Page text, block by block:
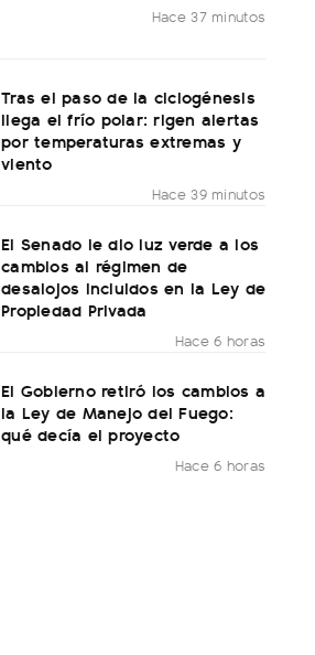
Hace 37 minutos
Tras el paso de la ciclogénesis
llega el frío polar: rigen alertas
por temperaturas extremas y
viento
Hace 39 minutos
El Senado le dio luz verde a los
cambios al régimen de
desalojos incluidos en la Ley de
Propiedad Privada
Hace 6 horas
El Gobierno retiró los cambios a
la Ley de Manejo del Fuego:
qué decía el proyecto
Hace 6 horas